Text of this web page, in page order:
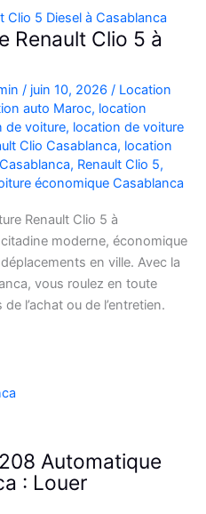
Renault Clio 5 à
/ juin 10, 2026 / Location
auto Maroc, location
de voiture, location de voiture
Clio Casablanca, location
, Renault Clio 5,
économique Casablanca
Renault Clio 5 à
moderne, économique
en ville. Avec la
vous roulez en toute
l’achat ou de l’entretien.
Automatique
: Louer